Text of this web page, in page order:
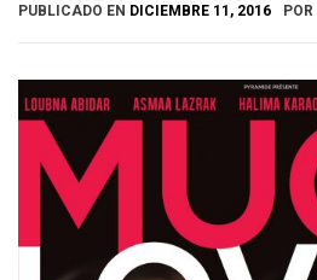
PUBLICADO EN DICIEMBRE 11, 2016 POR